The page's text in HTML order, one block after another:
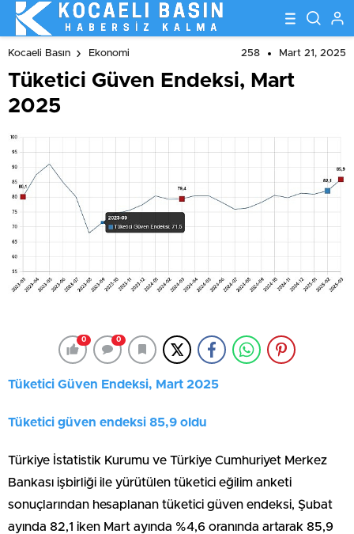
Kocaeli Basın Ekonomi 258 Mart 21, 2025
Tüketici Güven Endeksi, Mart
2025
0 0
Tüketici Güven Endeksi, Mart 2025
Tüketici güven endeksi 85,9 oldu
Türkiye İstatistik Kurumu ve Türkiye Cumhuriyet Merkez
Bankası işbirliği ile yürütülen tüketici eğilim anketi
sonuçlarından hesaplanan tüketici güven endeksi, Şubat
ayında 82,1 iken Mart ayında %4,6 oranında artarak 85,9